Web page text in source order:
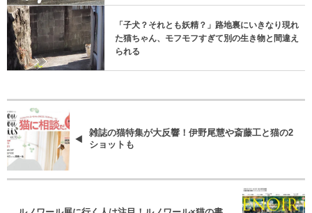
「子犬？それとも妖精？」路地裏にいきなり現れ
た猫ちゃん、モフモフすぎて別の生き物と間違え
られる
雑誌の猫特集が大反響！伊野尾慧や斎藤工と猫の2
ショットも